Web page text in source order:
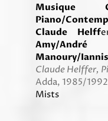
Musique
Piano/
Claude Helff
Amy/André
Manoury/
Claude Helffer,
Adda, 1985/1992
Mists